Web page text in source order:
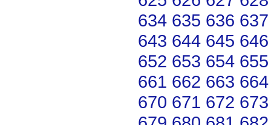
634 635 636 637
643 644 645 646
652 653 654 655
661 662 663 664
670 671 672 673